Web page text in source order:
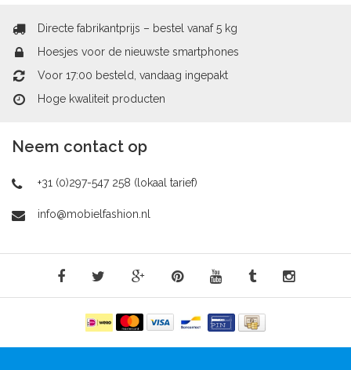
Directe fabrikantprijs – bestel vanaf 5 kg
Hoesjes voor de nieuwste smartphones
Voor 17:00 besteld, vandaag ingepakt
Hoge kwaliteit producten
Neem contact op
+31 (0)297-547 258 (lokaal tarief)
info@mobielfashion.nl